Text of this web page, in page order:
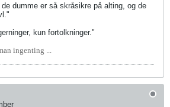
dumme er så skråsikre på alting, og de
kun fortolkninger."
ingenting ...